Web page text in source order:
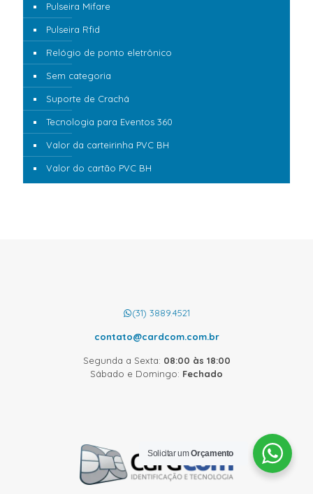
Pulseira Mifare
Pulseira Rfid
Relógio de ponto eletrônico
Sem categoria
Suporte de Crachá
Tecnologia para Eventos 360
Valor da carteirinha PVC BH
Valor do cartão PVC BH
(31) 3889.4521
contato@cardcom.com.br
Segunda a Sexta: 08:00 às 18:00
Sábado e Domingo: Fechado
Solicitar umOrçamento